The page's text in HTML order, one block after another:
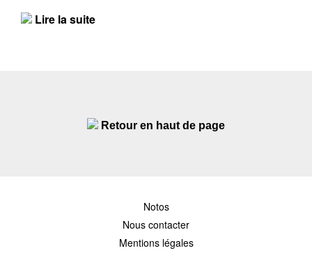
Lire la suite
Retour en haut de page
Notos
Nous contacter
Mentions légales